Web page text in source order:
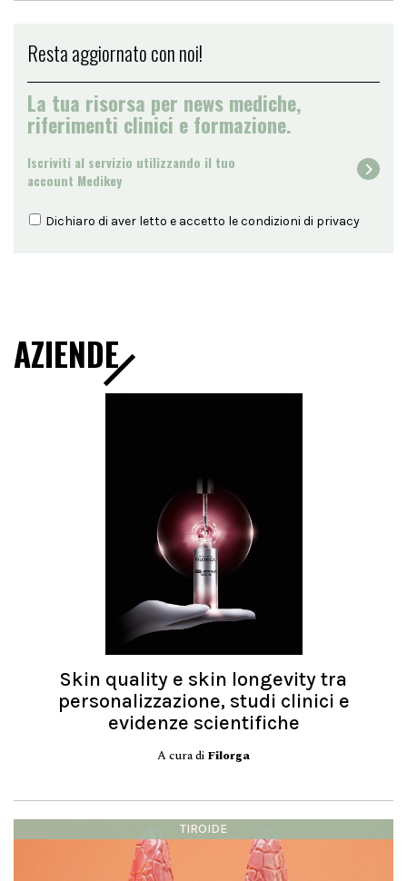
Resta aggiornato con noi!
La tua risorsa per news mediche,
riferimenti clinici e formazione.
Iscriviti al servizio utilizzando il tuo
account Medikey
Dichiaro di aver letto e accetto le condizioni di privacy
AZIENDE
Skin quality e skin longevity tra
personalizzazione, studi clinici e
evidenze scientifiche
A cura di Filorga
TIROIDE